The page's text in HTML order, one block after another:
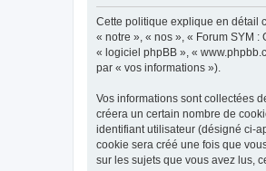
Cette politique explique en détail
« notre », « nos », « Forum SYM :
« logiciel phpBB », «
par « vos informations »).
Vos informations sont collectées
créera un certain nombre de
identifiant utilisateur (désigné ci-
cookie sera créé une fois que
sur les sujets que vous avez lus,